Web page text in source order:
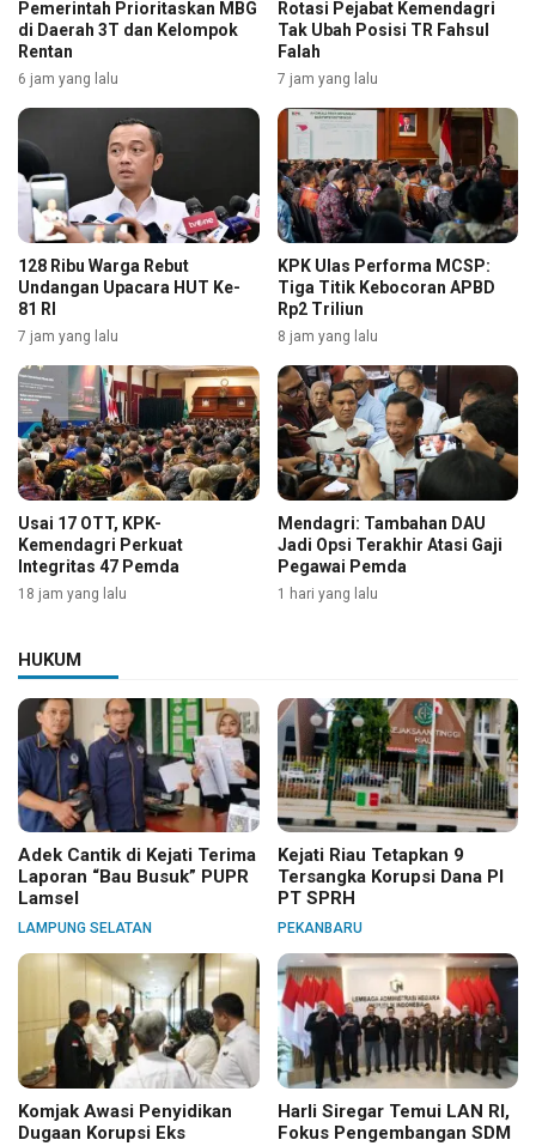
Pemerintah Prioritaskan MBG
di Daerah 3T dan Kelompok
Rentan
6 jam yang lalu
Rotasi Pejabat Kemendagri
Tak Ubah Posisi TR Fahsul
Falah
7 jam yang lalu
128 Ribu Warga Rebut
Undangan Upacara HUT Ke-
81 RI
7 jam yang lalu
KPK Ulas Performa MCSP:
Tiga Titik Kebocoran APBD
Rp2 Triliun
8 jam yang lalu
Usai 17 OTT, KPK-
Kemendagri Perkuat
Integritas 47 Pemda
18 jam yang lalu
Mendagri: Tambahan DAU
Jadi Opsi Terakhir Atasi Gaji
Pegawai Pemda
1 hari yang lalu
HUKUM
Adek Cantik di Kejati Terima
Laporan “Bau Busuk” PUPR
Lamsel
LAMPUNG SELATAN
Kejati Riau Tetapkan 9
Tersangka Korupsi Dana PI
PT SPRH
PEKANBARU
Komjak Awasi Penyidikan
Dugaan Korupsi Eks
Harli Siregar Temui LAN RI,
Fokus Pengembangan SDM